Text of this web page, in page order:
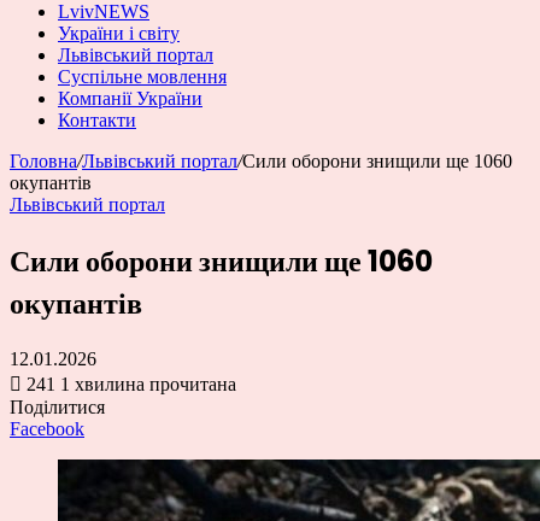
LvivNEWS
України і світу
Львівський портал
Суспільне мовлення
Компанії України
Контакти
Головна/Львівський портал/Сили оборони знищили ще 1060
окупантів
Львівський портал
Сили оборони знищили ще 1060
окупантів
12.01.2026
241 1 хвилина прочитана
Поділитися
Facebook